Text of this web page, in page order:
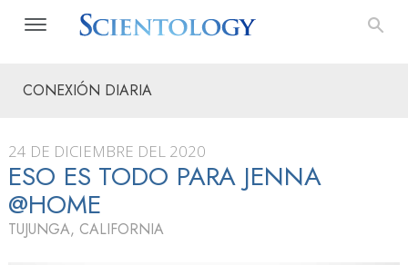
CONEXIÓN DIARIA
24 DE DICIEMBRE DEL 2020
ESO ES TODO PARA JENNA
@HOME
TUJUNGA, CALIFORNIA